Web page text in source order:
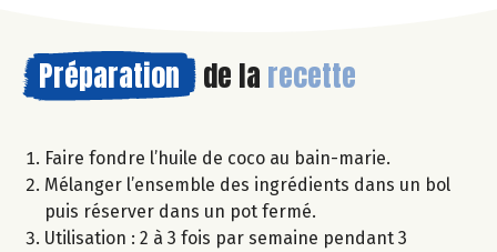
Préparation de la recette
Faire fondre l’huile de coco au bain-marie.
Mélanger l’ensemble des ingrédients dans un bol
puis réserver dans un pot fermé.
Utilisation : 2 à 3 fois par semaine pendant 3